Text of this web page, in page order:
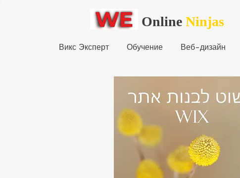
Online Ninjas
Викс Эксперт Обучение Веб-дизайн